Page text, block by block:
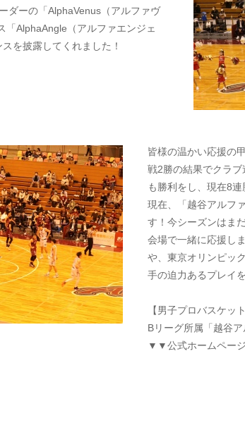
ダーの「AlphaVenus（アルファヴ
「AlphaAngle（アルファエンジェ
を披露してくれました！
皆様の温かい応援の
戦2勝の結果でクラ
も勝利をし、現在8連
現在、「越谷アルフ
す！今シーズンはま
会場で一緒に応援し
や、東京オリンピッ
手の迫力あるプレイ
【男子プロバスケッ
Bリーグ所属「越谷ア
▼▼公式ホームペー